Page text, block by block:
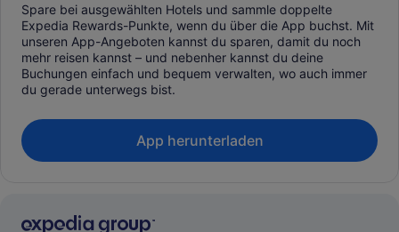
Spare bei ausgewählten Hotels und sammle doppelte
Expedia Rewards-Punkte, wenn du über die App buchst. Mit
unseren App-Angeboten kannst du sparen, damit du noch
mehr reisen kannst – und nebenher kannst du deine
Buchungen einfach und bequem verwalten, wo auch immer
du gerade unterwegs bist.
App herunterladen